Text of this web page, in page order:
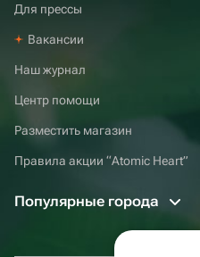
Для прессы
Вакансии
Наш журнал
Центр помощи
Разместить магазин
Правила акции “Atomic Heart”
Популярные города